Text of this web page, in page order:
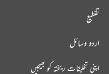
تقطیع
اردو وسائل
اپنی تخلیقات ریختہ کو بھیجیں